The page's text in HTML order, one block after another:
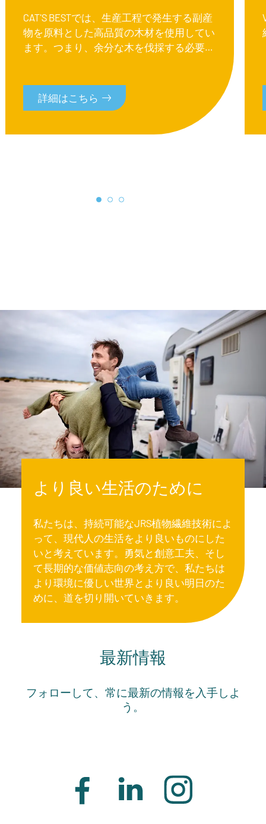
CAT'S BESTでは、生産工程で発生する副産
物を原料とした高品質の木材を使用してい
ます。つまり、余分な木を伐採する必要が
詳細はこちら
より良い生活のために
私たちは、持続可能なJRS植物繊維技術によ
って、現代人の生活をより良いものにした
いと考えています。勇気と創意工夫、そし
て長期的な価値志向の考え方で、私たちは
より環境に優しい世界とより良い明日のた
めに、道を切り開いていきます。
最新情報
フォローして、常に最新の情報を入手しよ
う。